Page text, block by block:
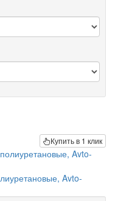
Купить в 1 клик
Avto-